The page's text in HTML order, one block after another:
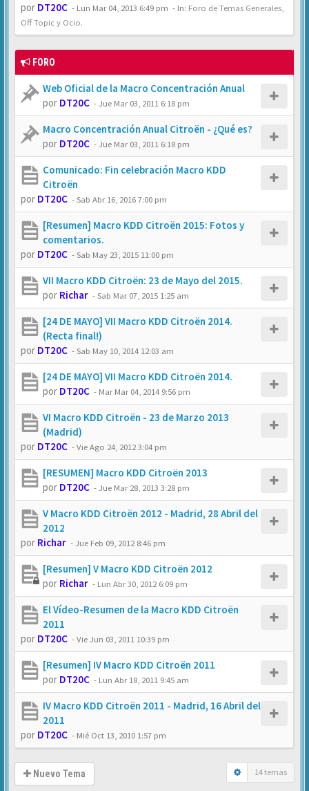
por DT20C - Lun Mar 04, 2013 6:49 pm - In: Foro de Temas Generales,
Off Topic y Ocio.
FORO
Web Oficial de la Macro Concentración Anual
por DT20C -Jue Mar 03, 2011 6:18 pm
Macro Concentración Anual Citroën - ¿Qué es?
por DT20C -Jue Mar 03, 2011 6:18 pm
Comunicado: Fin celebración Macro KDD
Citroën
por DT20C -Sab Abr 16, 2016 7:00 pm
[Resumen] Macro KDD Citroën 2015: Fotos y
comentarios.
por DT20C -Sab May 23, 2015 11:00 pm
VII Macro KDD Citroën: 23 de Mayo del 2015.
por Richar -Sab Mar 07, 2015 1:25 am
[24 DE MAYO] VII Macro KDD Citroën 2014.
(Recta final!)
por DT20C -Sab May 10, 2014 12:03 am
[24 DE MAYO] VII Macro KDD Citroën 2014.
por DT20C - Mar Mar 04, 2014 9:56 pm
VI Macro KDD Citroën - 23 de Marzo 2013
(Madrid)
por DT20C -Vie Ago 24, 2012 3:04 pm
[RESUMEN] Macro KDD Citroën 2013
por DT20C -Jue Mar 28, 2013 3:28 pm
V Macro KDD Citroën 2012 - Madrid, 28 Abril del
2012
por Richar -Jue Feb 09, 2012 8:46 pm
[Resumen] V Macro KDD Citroën 2012
por Richar - Lun Abr 30, 2012 6:09 pm
El Vídeo-Resumen de la Macro KDD Citroën
2011
por DT20C -Vie Jun 03, 2011 10:39 pm
[Resumen] IV Macro KDD Citroën 2011
por DT20C - Lun Abr 18, 2011 9:45 am
IV Macro KDD Citroën 2011 - Madrid, 16 Abril del
2011
por DT20C - Mié Oct 13, 2010 1:57 pm
Nuevo Tema 14 temas